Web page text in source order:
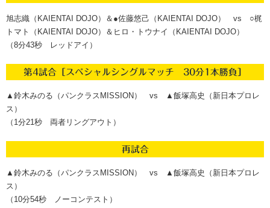
旭志織（KAIENTAI DOJO）＆●佐藤悠己（KAIENTAI DOJO） vs ○梶
トマト（KAIENTAI DOJO）＆ヒロ・トウナイ（KAIENTAI DOJO）
（8分43秒 レッドアイ）
第4試合［スペシャルシングルマッチ 30分1本勝負］
▲鈴木みのる（パンクラスMISSION） vs ▲飯塚高史（新日本プロレ
ス）
（1分21秒 両者リングアウト）
再試合
▲鈴木みのる（パンクラスMISSION） vs ▲飯塚高史（新日本プロレ
ス）
（10分54秒 ノーコンテスト）